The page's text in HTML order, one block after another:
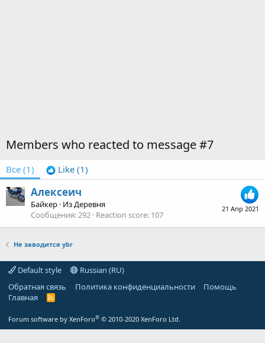
Members who reacted to message #7
Все (1) Like (1)
21 Апр 2021
Алексеич
Байкер · ИзДеревня
Сообщения 292 Reaction score 107
Не заводится ybr
Default style
Russian (RU)
Обратная связь
Политика конфиденциальности
Помощь
Главная
R
Forum software by XenForo® © 2010-2020 XenForo Ltd.